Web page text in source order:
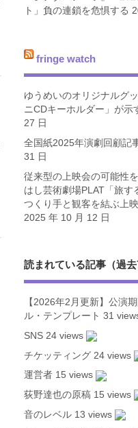
ト」負の連鎖を危惧する
fringe watch
ゆうめいのオリジナルグ
ニCDキーホルダー」が示
27 日
全国紙2025年演劇回顧記
31 日
従来型の上映会の可能性
はし芸術劇場PLAT「旅す
つくり手と観客を結ぶ上
2025 年 10 月 12 日
読まれている記事（過去
【2026年2月更新】公演
ル・テンプレート 31
SNS 24 views
チケッティング 24 views
運営者 15 views
荻野達也の原稿 15 views
音のレベル 13 views